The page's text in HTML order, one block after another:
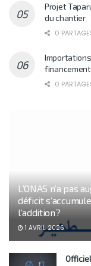
Projet
du chantier
0
0
L’ONAS n’a pas
déficit
l’addition?
1 AVRIL 2026